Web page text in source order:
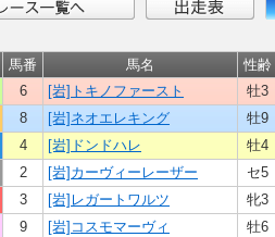
馬番 馬名
性齢
6 [岩]トキノファースト
牡3
8 [岩]ネオエレキング
牡9
4 [岩]ドンドハレ
牡4
2 [岩]カーヴィーレーザー
セ5
3 [岩]レガートワルツ
牝3
9 [岩]コスモマーヴィ
牡6